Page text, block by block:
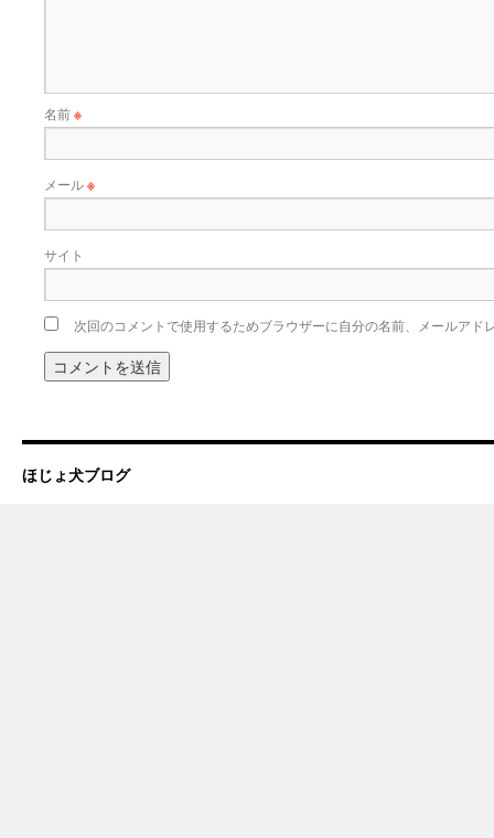
名前※
メール※
サイト
次回のコメントで使用するためブラウザーに自分の名前、メールアド
ほじょ犬ブログ